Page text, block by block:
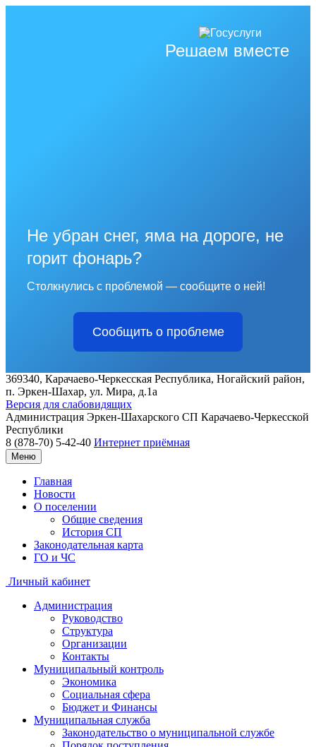
Решаем вместе
Не убран снег, яма на дороге, не
горит фонарь?
Столкнулись с проблемой — сообщите о ней!
Сообщить о проблеме
369340, Карачаево-Черкесская Республика, Ногайский район,
п. Эркен-Шахар, ул. Мира, д.1a
Версия для слабовидящих
Администрация Эркен-Шахарского СП Карачаево-Черкесской
Республики
8 (878-70) 5-42-40 Интернет приёмная
Меню
Главная
Новости
О поселении
Общие сведения
История СП
Законодательная карта
ГО и ЧС
Личный кабинет
Администрация
Руководство
Структура
Организации
Контакты
Муниципальный контроль
Экономика
Социальная сфера
Бюджет и Финансы
Муниципальная служба
Законодательство о муниципальной службе